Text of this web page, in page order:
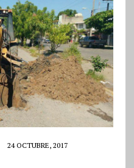
24 OCTUBRE, 2017